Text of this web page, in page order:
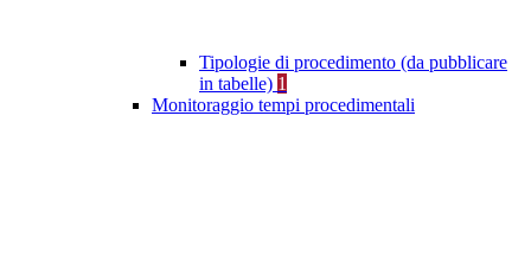
Tipologie di procedimento (da pubblicare
in tabelle) 1
Monitoraggio tempi procedimentali